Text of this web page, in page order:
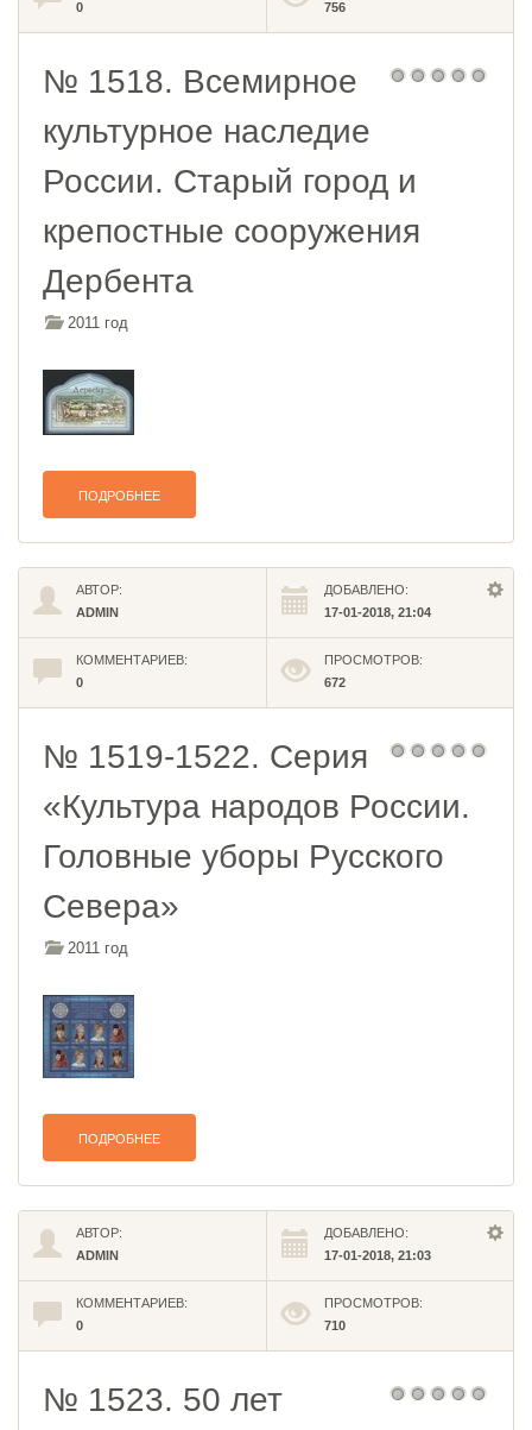
0
756
№ 1518. Всемирное
культурное наследие
России. Старый город и
крепостные сооружения
Дербента
2011 год
ПОДРОБНЕЕ
АВТОР:
ADMIN
ДОБАВЛЕНО:
17-01-2018, 21:04
КОММЕНТАРИЕВ:
0
ПРОСМОТРОВ:
672
№ 1519-1522. Серия
«Культура народов России.
Головные уборы Русского
Севера»
2011 год
ПОДРОБНЕЕ
АВТОР:
ADMIN
ДОБАВЛЕНО:
17-01-2018, 21:03
КОММЕНТАРИЕВ:
0
ПРОСМОТРОВ:
710
№ 1523. 50 лет